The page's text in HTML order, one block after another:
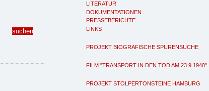
LITERATUR
DOKUMENTATIONEN
PRESSEBERICHTE
LINKS
PROJEKT BIOGRAFISCHE SPURENSUCHE
FILM "TRANSPORT IN DEN TOD AM 23.9.1940"
PROJEKT STOLPERTONSTEINE HAMBURG